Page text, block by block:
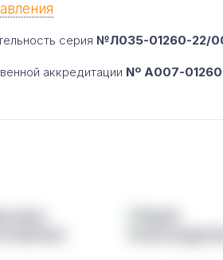
серия №Л035-01260-22/
аккредитации Nº A007-